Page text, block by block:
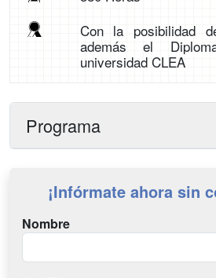
Con la posibilidad
además el
universidad CLEA
Programa
¡Infórmate ahora sin
Nombre